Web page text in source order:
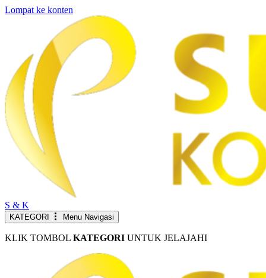
Lompat ke konten
S & K
KATEGORI Menu Navigasi
KLIK TOMBOL KATEGORI UNTUK JELAJAHI